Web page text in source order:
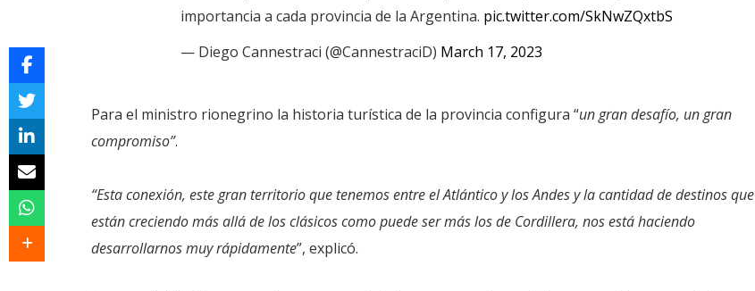
importancia a cada provincia de la Argentina. pic.twitter.com/SkNwZQxtbS
— Diego Cannestraci (@CannestraciD) March 17, 2023
Para el ministro rionegrino la historia turística de la provincia configura “un gran desafío, un gran
compromiso”.
“Esta conexión, este gran territorio que tenemos entre el Atlántico y los Andes y la cantidad de destinos que
están creciendo más allá de los clásicos como puede ser más los de Cordillera, nos está haciendo
desarrollarnos muy rápidamente”, explicó.